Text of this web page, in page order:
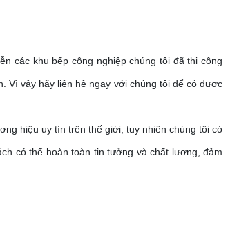
các khu bếp công nghiệp chúng tôi đã thi công
Vì vậy hãy liên hệ ngay với chúng tôi để có được
hiệu uy tín trên thế giới, tuy nhiên chúng tôi có
có thể hoàn toàn tin tưởng và chất lương, đảm